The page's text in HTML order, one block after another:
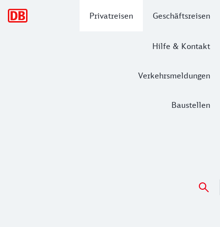
Privatreisen Geschäftsreisen
Hilfe & Kontakt
Verkehrsmeldungen
Baustellen